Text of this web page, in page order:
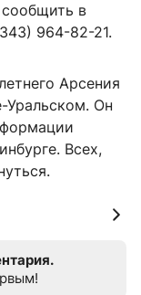
в
964-82-21.
Арсения
Уральском. Он
Всех,